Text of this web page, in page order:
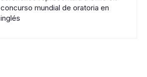
concurso mundial de oratoria en
inglés